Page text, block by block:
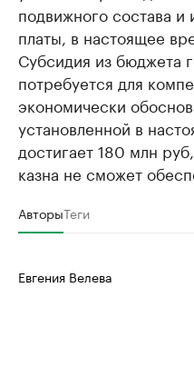
подвижного состава
платы, в настоящее
Субсидия из бюджета
потребуется для
экономически
установленной в
достигает 180 млн
казна не сможет
АвторыТеги
Евгения Велева